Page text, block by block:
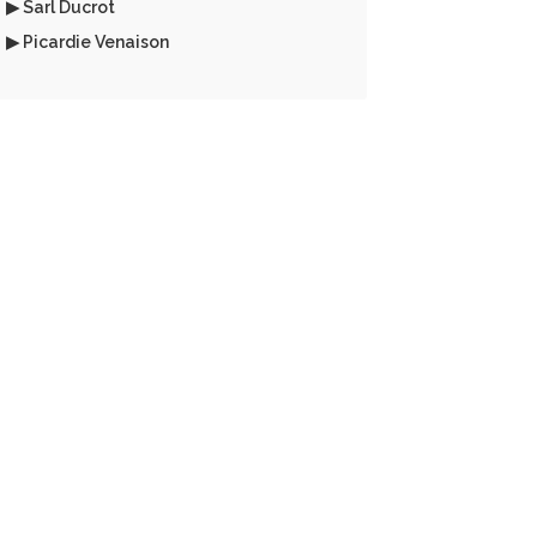
▶ Sarl Ducrot
▶ Picardie Venaison